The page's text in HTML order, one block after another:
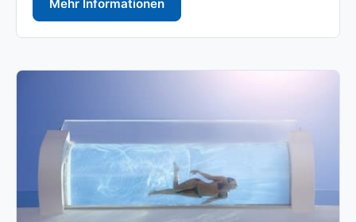
Mehr Informationen